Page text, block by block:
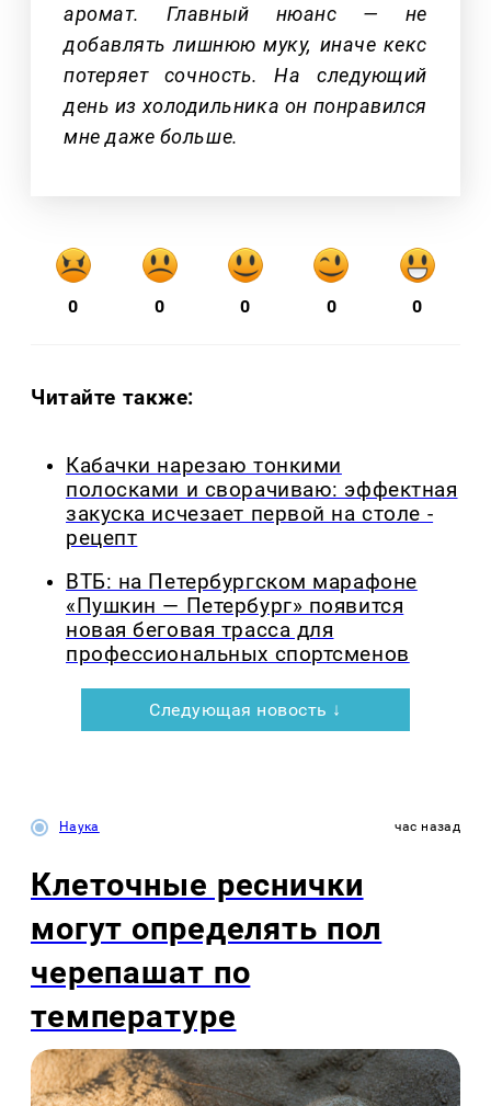
аромат. Главный нюанс — не
добавлять лишнюю муку, иначе кекс
потеряет сочность. На следующий
день из холодильника он понравился
мне даже больше.
0 0 0 0 0
Читайте также:
Кабачки нарезаю тонкими
полосками и сворачиваю: эффектная
закуска исчезает первой на столе -
рецепт
ВТБ: на Петербургском марафоне
«Пушкин — Петербург» появится
новая беговая трасса для
профессиональных спортсменов
Следующая новость ↓
Наука час назад
Клеточные реснички
могут определять пол
черепашат по
температуре